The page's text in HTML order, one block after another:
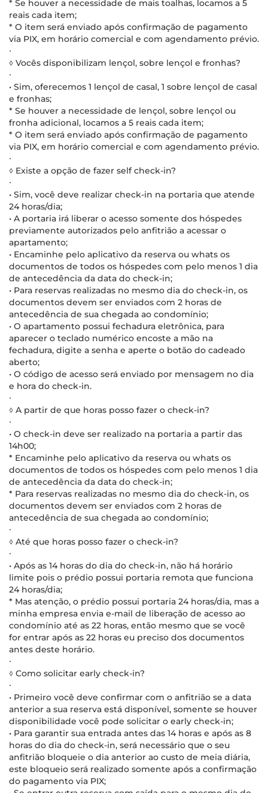
* Se houver a necessidade de mais toalhas, locamos a 5
reais cada item;
* O item será enviado após confirmação de pagamento
via PIX, em horário comercial e com agendamento prévio.
∙
◊ Vocês disponibilizam lençol, sobre lençol e fronhas?
∙
• Sim, oferecemos 1 lençol de casal, 1 sobre lençol de casal
e fronhas;
* Se houver a necessidade de lençol, sobre lençol ou
fronha adicional, locamos a 5 reais cada item;
* O item será enviado após confirmação de pagamento
via PIX, em horário comercial e com agendamento prévio.
∙
◊ Existe a opção de fazer self check-in?
∙
• Sim, você deve realizar check-in na portaria que atende
24 horas/dia;
• A portaria irá liberar o acesso somente dos hóspedes
previamente autorizados pelo anfitrião a acessar o
apartamento;
• Encaminhe pelo aplicativo da reserva ou whats os
documentos de todos os hóspedes com pelo menos 1 dia
de antecedência da data do check-in;
• Para reservas realizadas no mesmo dia do check-in, os
documentos devem ser enviados com 2 horas de
antecedência de sua chegada ao condomínio;
• O apartamento possui fechadura eletrônica, para
aparecer o teclado numérico encoste a mão na
fechadura, digite a senha e aperte o botão do cadeado
aberto;
• O código de acesso será enviado por mensagem no dia
e hora do check-in.
∙
◊ A partir de que horas posso fazer o check-in?
∙
• O check-in deve ser realizado na portaria a partir das
14h00;
* Encaminhe pelo aplicativo da reserva ou whats os
documentos de todos os hóspedes com pelo menos 1 dia
de antecedência da data do check-in;
* Para reservas realizadas no mesmo dia do check-in, os
documentos devem ser enviados com 2 horas de
antecedência de sua chegada ao condomínio;
∙
◊ Até que horas posso fazer o check-in?
∙
• Após as 14 horas do dia do check-in, não há horário
limite pois o prédio possui portaria remota que funciona
24 horas/dia;
* Mas atenção, o prédio possui portaria 24 horas/dia, mas a
minha empresa envia e-mail de liberação de acesso ao
condomínio até as 22 horas, então mesmo que se você
for entrar após as 22 horas eu preciso dos documentos
antes deste horário.
∙
◊ Como solicitar early check-in?
∙
• Primeiro você deve confirmar com o anfitrião se a data
anterior a sua reserva está disponível, somente se houver
disponibilidade você pode solicitar o early check-in;
• Para garantir sua entrada antes das 14 horas e após as 8
horas do dia do check-in, será necessário que o seu
anfitrião bloqueie o dia anterior ao custo de meia diária,
este bloqueio será realizado somente após a confirmação
do pagamento via PIX;